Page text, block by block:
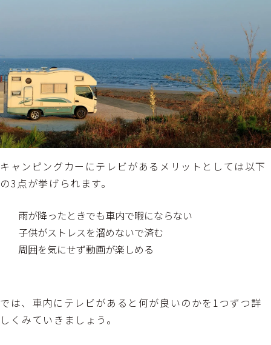
キャンピングカーにテレビがあるメリットとしては以下
の3点が挙げられます。
雨が降ったときでも車内で暇にならない
子供がストレスを溜めないで済む
周囲を気にせず動画が楽しめる
では、車内にテレビがあると何が良いのかを1つずつ詳
しくみていきましょう。